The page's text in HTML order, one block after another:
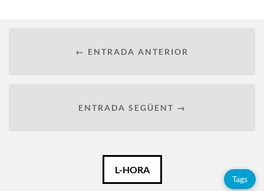
← ENTRADA ANTERIOR
ENTRADA SEGÜENT →
L-HORA
Tags